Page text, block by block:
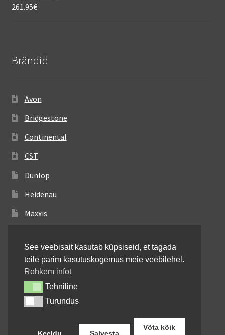
261.95€
Brändid
Avon
Bridgestone
Continental
CST
Dunlop
Heidenau
Maxxis
Michelin
Mitas
Pirelli
Shinko
See veebisait kasutab küpsiseid, et tagada
teile parim kasutuskogemus meie veebilehel.
Rohkem infot
TehnilineTehniline
TurundusTurundus
Võta kõik